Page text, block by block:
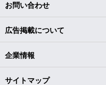
お問い合わせ
広告掲載について
企業情報
サイトマップ